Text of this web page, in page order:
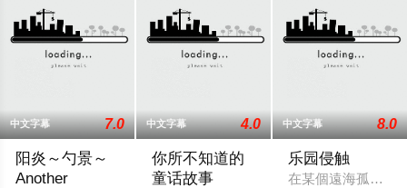
中文字幕 7.0
阳炎～勺景～
Another
中文字幕 4.0
你所不知道的
童话故事
中文字幕 8.0
乐园侵触
在某個遠海孤島之